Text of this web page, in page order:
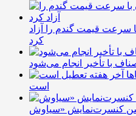
سرعت قیمت گندم را آزاد
کرد
با تأخیر انجام می‌شود
است